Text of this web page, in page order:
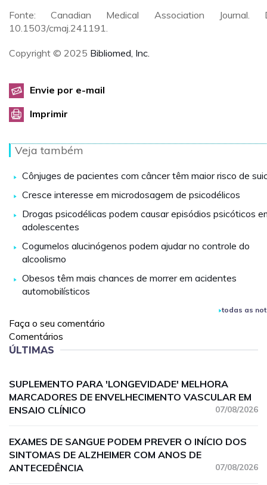
Fonte: Canadian Medical Association Journal.
10.1503/cmaj.241191.
Copyright © 2025 Bibliomed, Inc.
Envie por e-mail
Imprimir
Veja também
Cônjuges de pacientes com câncer têm maior risco de
Cresce interesse em microdosagem de psicodélicos
Drogas psicodélicas podem causar episódios psicóticos
adolescentes
Cogumelos alucinógenos podem ajudar no controle do
alcoolismo
Obesos têm mais chances de morrer em acidentes
automobilísticos
todas as
Faça o seu comentário
Comentários
ÚLTIMAS
SUPLEMENTO PARA 'LONGEVIDADE' MELHORA
MARCADORES DE ENVELHECIMENTO VASCULAR EM
ENSAIO CLÍNICO
07/08/2026
EXAMES DE SANGUE PODEM PREVER O INÍCIO DOS
SINTOMAS DE ALZHEIMER COM ANOS DE
ANTECEDÊNCIA
07/08/2026